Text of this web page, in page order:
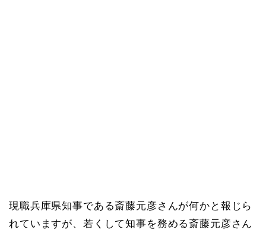
現職兵庫県知事である斎藤元彦さんが何かと報じら
れていますが、若くして知事を務める斎藤元彦さん